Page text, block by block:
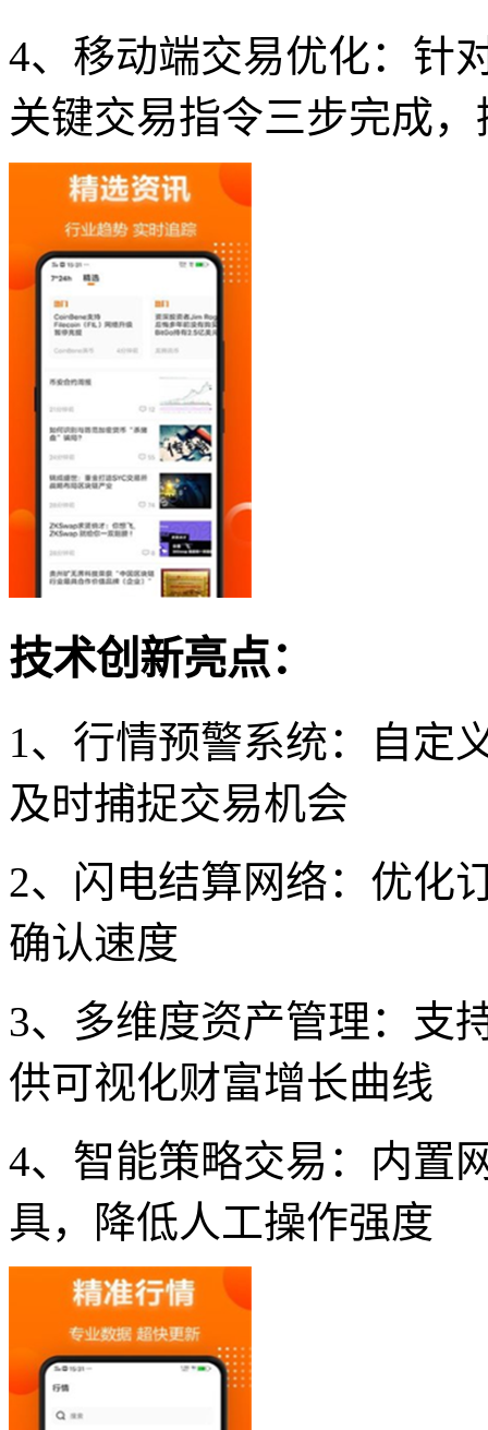
4、移动端交易优化：针
关键交易指令三步完成
技术创新亮点：
1、行情预警系统：自定
及时捕捉交易机会
2、闪电结算网络：优化
确认速度
3、多维度资产管理：支
供可视化财富增长曲线
4、智能策略交易：内置
具，降低人工操作强度